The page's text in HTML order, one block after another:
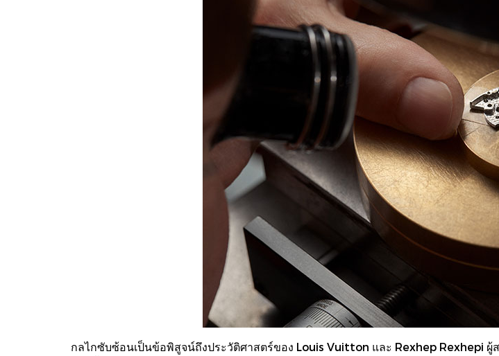
กลไกซับซ้อนเป็นข้อพิสูจน์ถึงประวัติศาสตร์ของ Louis Vuitton และ Rexhep Rexhepi